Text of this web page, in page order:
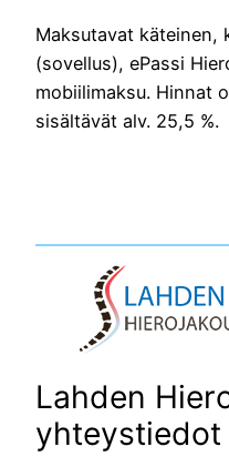
Maksutavat käteinen,
(sovellus), ePassi
mobiilimaksu. Hinnat
sisältävät alv. 25,5 %.
Lahden
yhteystiedot